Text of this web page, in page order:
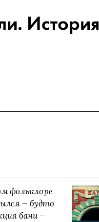
История
фольклоре
— будто
бани —